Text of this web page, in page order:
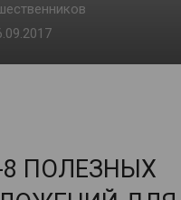
ПОЛЕЗНЫХ